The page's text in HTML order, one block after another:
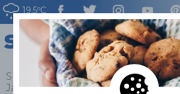
19.5ºC
Sitges > Blog > Vuelven los
Jardins Terramar’ de Sitges